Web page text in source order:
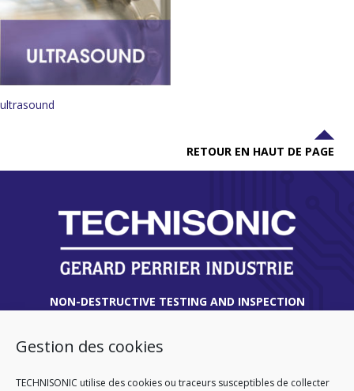
Gestion des cookies
TECHNISONIC utilise des cookies ou traceurs susceptibles de collecter
ultrasound
RETOUR EN HAUT DE PAGE
NON-DESTRUCTIVE TESTING AND INSPECTION
EXPERT | ENGINEERING AND TECHNICAL
THIONVILLE